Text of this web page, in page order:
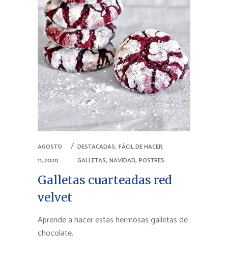
AGOSTO
11, 2020
DESTACADAS,FÁCIL DE HACER,
GALLETAS,NAVIDAD,POSTRES
Galletas cuarteadas red
velvet
Aprende a hacer estas hermosas galletas de
chocolate.